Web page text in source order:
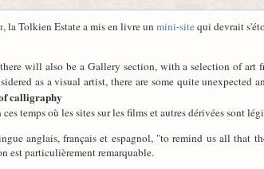
, la Tolkien Estate a mis en livre unmini-sitequi devrait
will also be a Gallery section, with a selection of
as a visual artist, there are some quite unexpected
calligraphy
temps où les sites sur les films et autres dérivées sont
anglais, français et espagnol, "to remind us all that
est particulièrement remarquable.